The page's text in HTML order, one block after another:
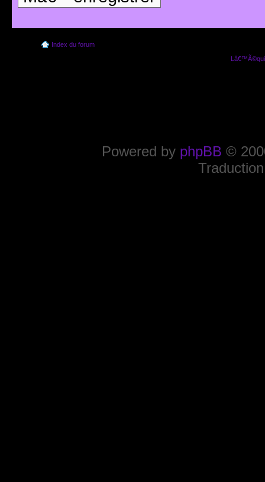
Index du forum
Powered by phpBB ©